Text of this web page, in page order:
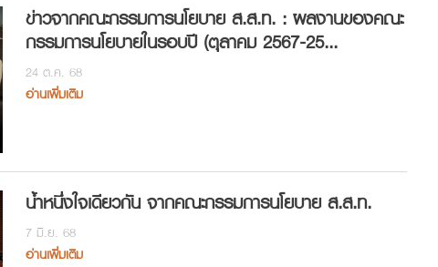
ข่าวจากคณะกรรมการนโยบาย ส.ส.ท. : ผลงานของคณะ
กรรมการนโยบายในรอบปี (ตุลาคม 2567-25...
24 ต.ค. 68
อ่านเพิ่มเติม
น้ำหนึ่งใจเดียวกัน จากคณะกรรมการนโยบาย ส.ส.ท.
7 มิ.ย. 68
อ่านเพิ่มเติม